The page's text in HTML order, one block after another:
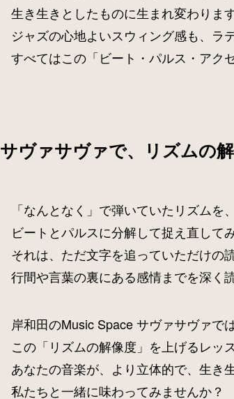
生き生きとしたものに生まれ変わります
ジャズの心地よいスウィング感も、ラ
すべてはこの「ビート・パルス・アク
サヴァサヴァで、リズムの
「なんとなく」で弾いていたリズムを、
ビートとパルスに分解して捉え直してみ
それは、ただ文字を追っていただけの読
行間や言葉の裏にある感情までを深く
岸和田のMusic Space サヴァサヴァで
この「リズムの解像度」を上げるレッ
あなたの音楽が、より立体的で、生き
私たちと一緒に味わってみませんか？